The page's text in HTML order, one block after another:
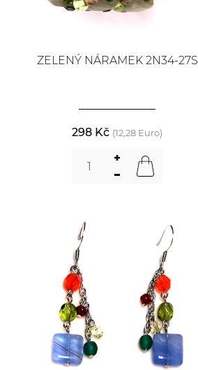
ZELENÝ NÁRAMEK 2N34-27S
298 Kč (12,28 Euro)